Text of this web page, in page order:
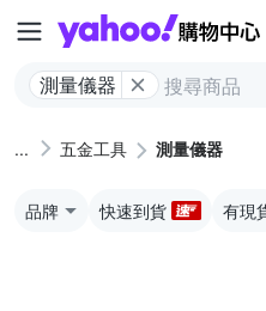
測量儀器
五金工具 測量儀器
品牌 快速到貨 有現